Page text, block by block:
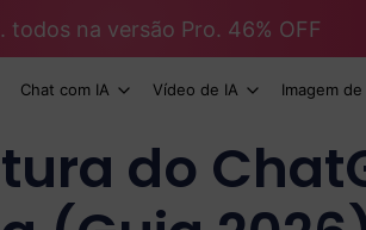
todos na versão Pro. 46% OFF
Chat com IA Vídeo de IA Imagem de
do